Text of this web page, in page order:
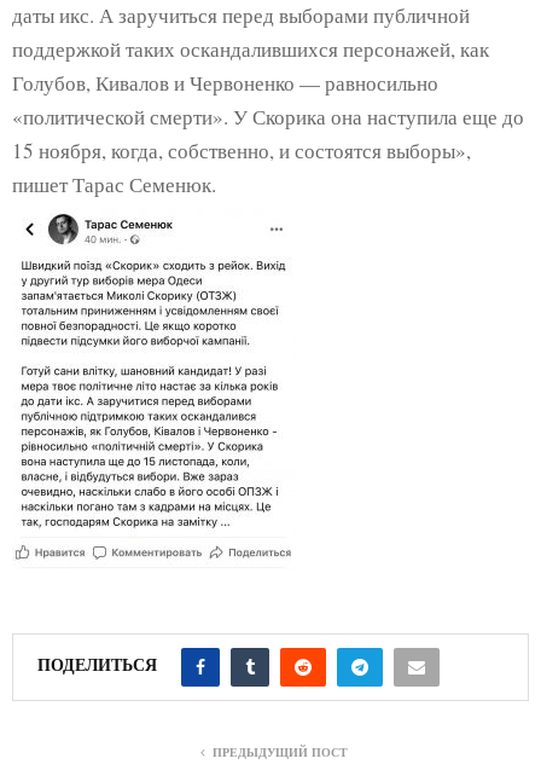
даты икс. А заручиться перед выборами публичной
поддержкой таких оскандалившихся персонажей, как
Голубов, Кивалов и Червоненко — равносильно
«политической смерти». У Скорика она наступила еще до
15 ноября, когда, собственно, и состоятся выборы»,
пишет Тарас Семенюк.
ПОДЕЛИТЬСЯ
ПРЕДЫДУЩИЙ ПОСТ